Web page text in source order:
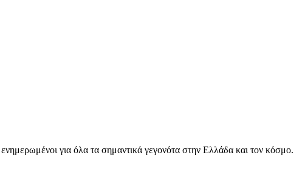
για όλα τα σημαντικά γεγονότα στην Ελλάδα και τον κόσμο.